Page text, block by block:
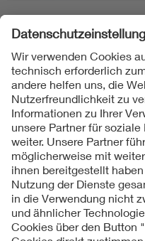
Folgen Sie uns
Kontakt
Impressum